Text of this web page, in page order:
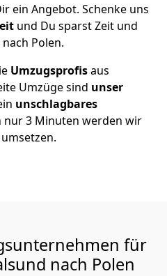
ein Angebot. Schenke uns
und Du sparst Zeit und
Polen.
Umzugsprofisaus
Umzüge sind unser
unschlagbares
nur3 Minuten werden wir
für
nach Polen